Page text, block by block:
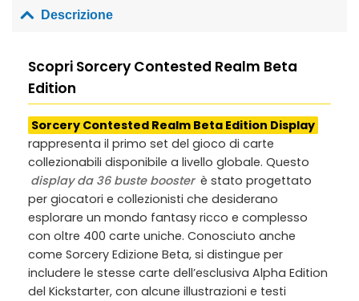
Descrizione
Scopri Sorcery Contested Realm Beta
Edition
Sorcery Contested Realm Beta Edition Display
rappresenta il primo set del gioco di carte
collezionabili disponibile a livello globale. Questo
display da 36 buste booster è stato progettato
per giocatori e collezionisti che desiderano
esplorare un mondo fantasy ricco e complesso
con oltre 400 carte uniche. Conosciuto anche
come Sorcery Edizione Beta, si distingue per
includere le stesse carte dell’esclusiva Alpha Edition
del Kickstarter, con alcune illustrazioni e testi